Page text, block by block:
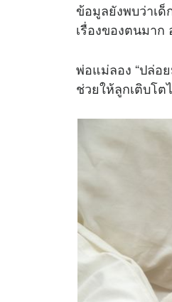
ข้อมูลยังพบว่าเ
เรื่องของตนมาก
พ่อแม่ลอง “ปล่อ
ช่วยให้ลูกเติบโต